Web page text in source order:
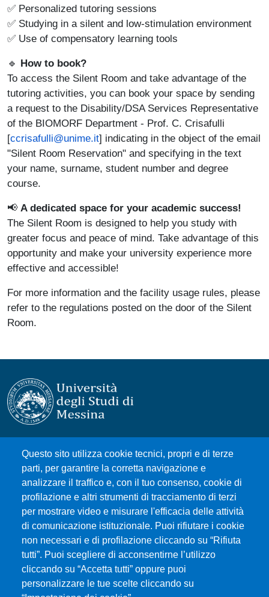
✅ Personalized tutoring sessions
✅ Studying in a silent and low-stimulation environment
✅ Use of compensatory learning tools
🔹 How to book?
To access the Silent Room and take advantage of the
tutoring activities, you can book your space by sending
a request to the Disability/DSA Services Representative
of the BIOMORF Department - Prof. C. Crisafulli
[ccrisafulli@unime.it] indicating in the object of the email
"Silent Room Reservation" and specifying in the text
your name, surname, student number and degree
course.
📢 A dedicated space for your academic success!
The Silent Room is designed to help you study with
greater focus and peace of mind. Take advantage of this
opportunity and make your university experience more
effective and accessible!
For more information and the facility usage rules, please
refer to the regulations posted on the door of the Silent
Room.
Questo sito utilizza cookie tecnici, propri e di terze
parti, per garantire la corretta navigazione e
analizzare il traffico e, con il tuo consenso, cookie di
profilazione e altri strumenti di tracciamento di terzi
per mostrare video e misurare l'efficacia delle attività
di comunicazione istituzionale. Puoi rifiutare i cookie
non necessari e di profilazione cliccando su “Rifiuta
tutti”. Puoi scegliere di acconsentirne l’utilizzo
cliccando su “Accetta tutti” oppure puoi
personalizzare le tue scelte cliccando su
Università degli Studi di Messina
Piazza Pugliatti, 1 - 98122 Messina
Cod. Fiscale 80004070837
P.IVA 00724160833
Centralino: 090 676 1
MENÙ SOCIAL
MENÙ FOOTER 1
Accessibility statement
Privacy and cookie policy